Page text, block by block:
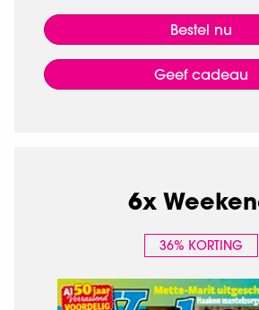
Bestel nu
Geef cadeau
6x
36% KORTING